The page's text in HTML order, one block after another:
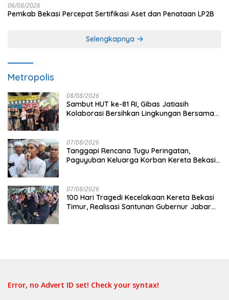
06/08/2026
Pemkab Bekasi Percepat Sertifikasi Aset dan Penataan LP2B
Selengkapnya
Metropolis
08/08/2026
Sambut HUT ke-81 RI, Gibas Jatiasih
Kolaborasi Bersihkan Lingkungan Bersama
07/08/2026
Tanggapi Rencana Tugu Peringatan,
Paguyuban Keluarga Korban Kereta Bekasi
07/08/2026
100 Hari Tragedi Kecelakaan Kereta Bekasi
Timur, Realisasi Santunan Gubernur Jabar
Error, no Advert ID set! Check your syntax!